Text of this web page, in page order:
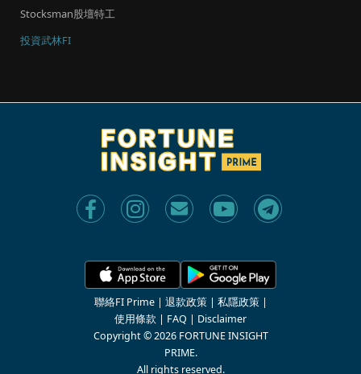
​Stocksman股壇特工
投資武林FI
聯絡FI Prime| 退款政策| 私隱政策|
使用條款 | FAQ | Disclaimer
Copyright © 2026 FORTUNE INSIGHT
PRIME.
All rights reserved.